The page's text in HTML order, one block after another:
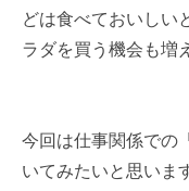
どは食べておいしい
ラダを買う機会も増
今回は仕事関係での
いてみたいと思いま